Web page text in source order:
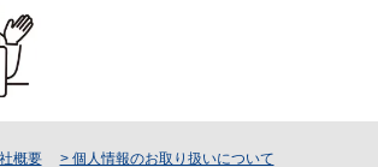
概要 > 個人情報のお取り扱いについて